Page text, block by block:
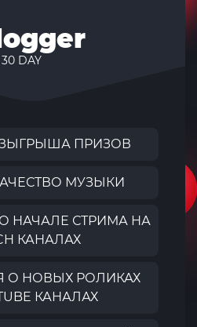
30 DAY
ПРИЗОВ
МУЗЫКИ
НАЧАЛЕ СТРИМА НА
КАНАЛАХ
НОВЫХ РОЛИКАХ
КАНАЛАХ